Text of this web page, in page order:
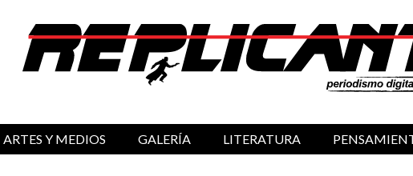
ARTES Y MEDIOS GALERÍA LITERATURA